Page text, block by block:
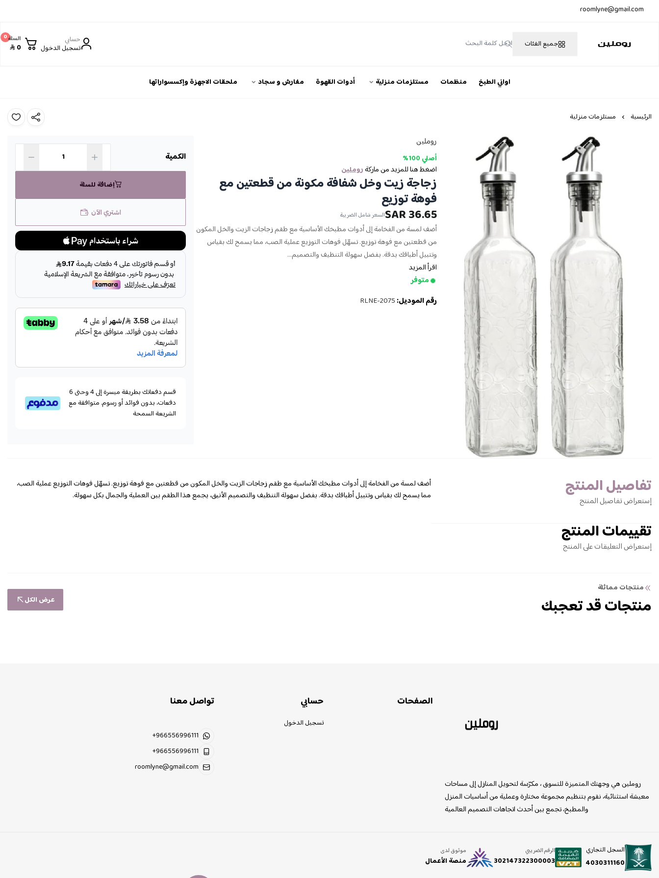
roomlyne@gmail.com
روملين جميع الفئات حسابي
تسجيل الدخول
0السلة
0
اواني الطبخ منظمات مستلزمات منزلية أدوات القهوة مفارش و سجاد ملحقات الاجهزة وإكسسواراتها
الرئيسية مستلزمات منزلية
روملين
أصلي 100%
اضغط هنا للمزيد من ماركةروملين
زجاجة زيت وخل شفافة مكونة من قطعتين مع
فوهة توزيع
36.65 SAR السعر شامل الضريبة
أضف لمسة من الفخامة إلى أدوات مطبخك الأساسية مع طقم زجاجات الزيت والخل المكون
من قطعتين مع فوهة توزيع. تسهّل فوهات التوزيع عملية الصب، مما يسمح لك بقياس
وتتبيل أطباقك بدقة. بفضل سهولة التنظيف والتصميم...
اقرأ المزيد
متوفر
رقم الموديل: RLNE-2075
الكمية
إضافة للسلة
اشتري الآن
قسم دفعاتك بطريقة ميسرة إلى 4 وحتى 6
دفعات، بدون فوائد أو رسوم. متوافقة مع
الشريعة السمحة
تفاصيل المنتج
إستعراض تفاصيل المنتج
تقييمات المنتج
إستعراض التعليقات على المنتج
أضف لمسة من الفخامة إلى أدوات مطبخك الأساسية مع طقم زجاجات الزيت والخل المكون من قطعتين مع فوهة توزيع. تسهّل فوهات التوزيع عملية الصب،
مما يسمح لك بقياس وتتبيل أطباقك بدقة. بفضل سهولة التنظيف والتصميم الأنيق، يجمع هذا الطقم بين العملية والجمال بكل سهولة.
منتجات مماثلة
منتجات قد تعجبك عرض الكل
روملين هي وجهتك المتميزة للتسوق ، مكرّسة لتحويل المنازل إلى مساحات
معيشة استثنائية، نقوم بتنظيم مجموعة مختارة وعملية من أساسيات المنزل
والمطبخ، تجمع بين أحدث اتجاهات التصميم العالمية
الصفحات حسابي
تسجيل الدخول
تواصل معنا
+966556996111
+966556996111
roomlyne@gmail.com
السجل التجاري
4030311160
الرقم الضريبي
302147322300003
موثوق لدى
منصة الأعمال